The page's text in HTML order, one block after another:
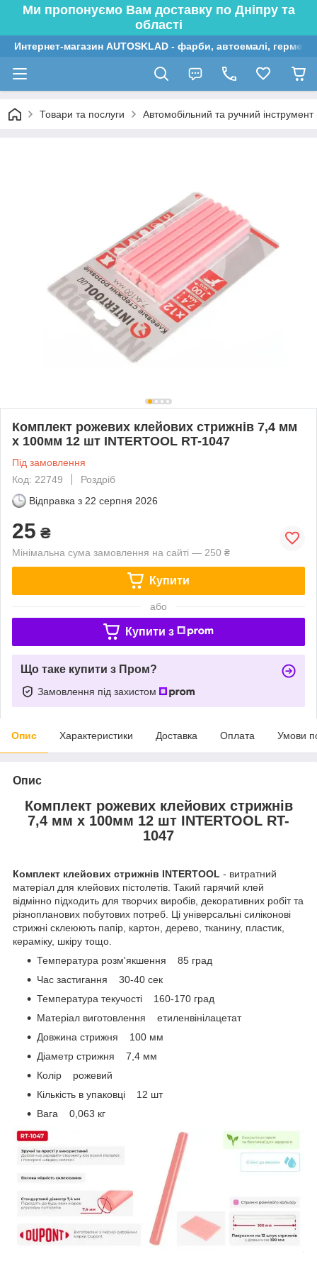
Ми пропонуємо Вам доставку по Дніпру та
області
Интернет-магазин AUTOSKLAD - фарби, автоемалі,
Товари та послуги Автомобільний та ручний
Комплект рожевих клейових стрижнів 7,4 мм
х 100мм 12 шт INTERTOOL RT-1047
Під замовлення
Код: 22749
Роздріб
Відправка з 22 серпня 2026
25 ₴
Мінімальна сума замовлення на сайті — 250 ₴
Купити
або
Купити з
Що таке купити з Пром?
Замовлення під захистом
Опис Характеристики Доставка Оплата Умови
Опис
Комплект рожевих клейових стрижнів
7,4 мм х 100мм 12 шт INTERTOOL RT-
1047
Комплект клейових стрижнів INTERTOOL - витратний
матеріал для клейових пістолетів. Такий гарячий клей
відмінно підходить для творчих виробів, декоративних робіт та
різнопланових побутових потреб. Ці універсальні силіконові
стрижні склеюють папір, картон, дерево, тканину, пластик,
кераміку, шкіру тощо.
Температура розм'якшення 85 град
Час застигання 30-40 сек
Температура текучості 160-170 град
Матеріал виготовлення етиленвінілацетат
Довжина стрижня 100 мм
Діаметр стрижня 7,4 мм
Колір рожевий
Кількість в упаковці 12 шт
Вага 0,063 кг